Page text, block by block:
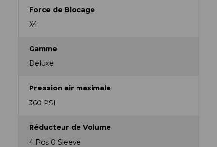
Force de Blocage
X4
Gamme
Deluxe
Pression air maximale
360 PSI
Réducteur de Volume
4 Pos 0 Sleeve